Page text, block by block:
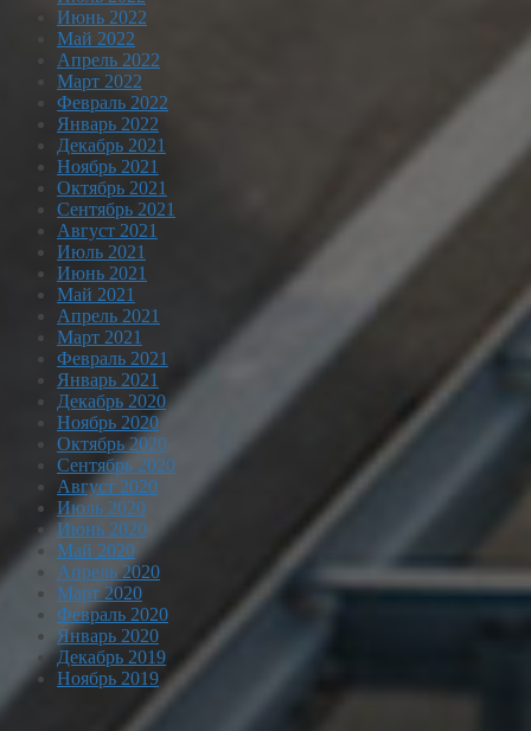
Июнь 2022
Май 2022
Апрель 2022
Март 2022
Февраль 2022
Январь 2022
Декабрь 2021
Ноябрь 2021
Октябрь 2021
Сентябрь 2021
Август 2021
Июль 2021
Июнь 2021
Май 2021
Апрель 2021
Март 2021
Февраль 2021
Январь 2021
Декабрь 2020
Ноябрь 2020
Октябрь 2020
Сентябрь 2020
Август 2020
Июль 2020
Июнь 2020
Май 2020
Апрель 2020
Март 2020
Февраль 2020
Январь 2020
Декабрь 2019
Ноябрь 2019